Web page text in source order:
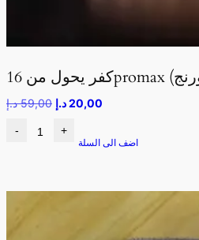
59,00 د.إ 20,00د.إ
- +
اضف الى السلة